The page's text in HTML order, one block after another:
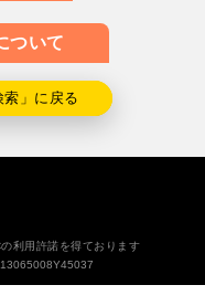
ついて
」に戻る
利用許諾を得ております